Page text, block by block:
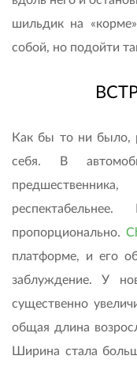
шильдик на
собой, но подойти
Как бы то ни было,
себя. В
пропорционально.
платформе, и его
заблуждение. У
существенно
общая длина
Ширина стала